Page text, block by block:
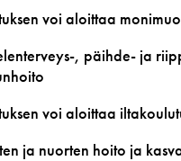
voi aloittaa
, päihde- ja
voi aloittaa
ja nuorten hoito ja